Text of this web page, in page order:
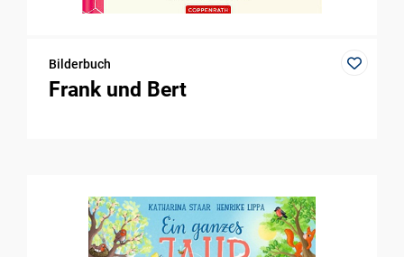
Bilderbuch
Frank und Bert